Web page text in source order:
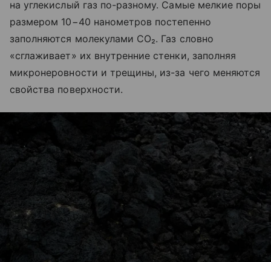
на углекислый газ по-разному. Самые мелкие поры
размером 10−40 нанометров постепенно
заполняются молекулами CO₂. Газ словно
«сглаживает» их внутренние стенки, заполняя
микронеровности и трещины, из-за чего меняются
свойства поверхности.